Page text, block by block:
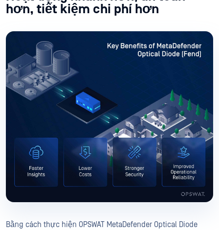
hơn, tiết kiệm chi phí hơn
Bằng cách thực hiện OPSWAT MetaDefender Optical Diode